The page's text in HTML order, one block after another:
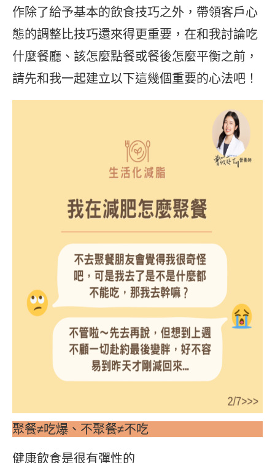
作除了給予基本的飲食技巧之外，帶領客戶心
態的調整比技巧還來得更重要，在和我討論吃
什麼餐廳、該怎麼點餐或餐後怎麼平衡之前，
請先和我一起建立以下這幾個重要的心法吧！
聚餐≠吃爆、不聚餐≠不吃
健康飲食是很有彈性的